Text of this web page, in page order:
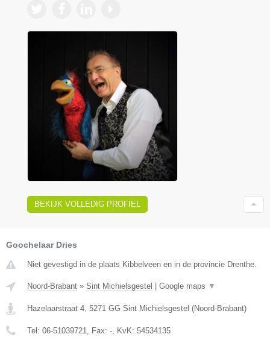
BEKIJK VOLLEDIG PROFIEL
Goochelaar Dries
Niet gevestigd in de plaats Kibbelveen en in de provincie Drenthe.
Noord-Brabant » Sint Michielsgestel Google maps ▼
Hazelaarstraat 4, 5271 GG Sint Michielsgestel (Noord-Brabant)
Tel: 06-51039721, Fax: -, KvK: 54534135